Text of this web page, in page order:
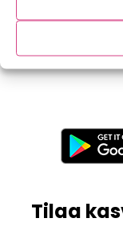
Kaupallinen
varjoon levitetty
Tilaa